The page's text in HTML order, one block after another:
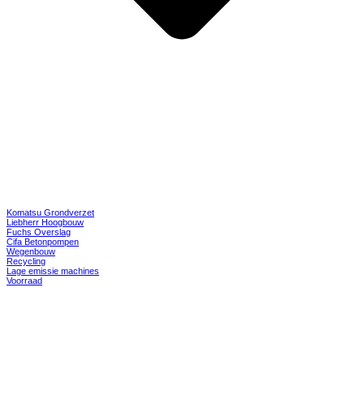
Komatsu Grondverzet
Liebherr Hoogbouw
Fuchs Overslag
Cifa Betonpompen
Wegenbouw
Recycling
Lage emissie machines
Voorraad